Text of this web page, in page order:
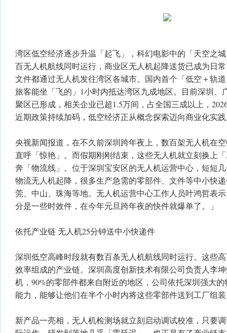
湾区低空经济逐步升温「起飞」，科幻电影中的「天空之
百无人机航线同时运行，商业区无人机起降送货已成为日
文件都通过无人机发往湾区各城市。国内首个「低空＋轨
旅客能坐「飞的」1小时内抵达湾区九成地区。目前深圳、
聚区已形成，相关企业已超1.5万间，占全国三成以上，
近期政策持续加码，低空经济正从概念探索迈向商业化实
央视新闻报道，在不久前深圳跨年夜上，数百架无人机在
直呼「惊艳」。而假期刚刚结束，这些无人机就立刻换上
奔「物流线」。位于深圳宝安区的无人机运营中心，短短
物流无人机起降，很多生产急需的零部件、文件等中小快
莞、中山、珠海等地。无人机运营中心工作人员叶鸿哲表
分是一些时效件，在今年元旦跨年夜的快件就爆单了。」
依托产业链 无人机25分钟送中小快递件
深圳低空高峰时段就有数百条无人机航线同时运行。这些
效率组成的产业链。深圳高度创新技术有限公司负责人李
机，90%的零部件都来自附近的地区，公司依托深圳强大
能力，能够让他们在半个小时内将这些零部件送到工厂组
新产品一亮相，无人机检测场就立刻启动调试校准，只要